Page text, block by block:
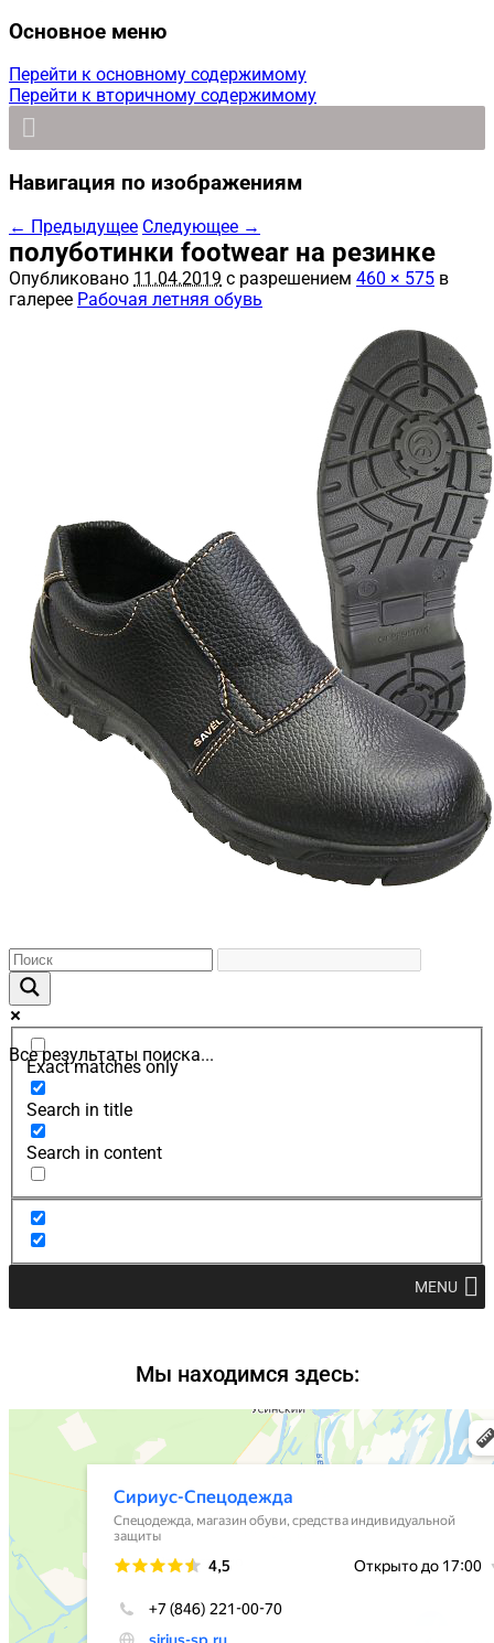
Основное меню
Перейти к основному содержимому
Перейти к вторичному содержимому
Навигация по изображениям
← Предыдущее Следующее →
полуботинки footwear на резинке
Опубликовано 11.04.2019 с разрешением 460 × 575 в
галерее Рабочая летняя обувь
Все результаты поиска...
Exact matches only
Search in title
Search in content
MENU
Мы находимся здесь: